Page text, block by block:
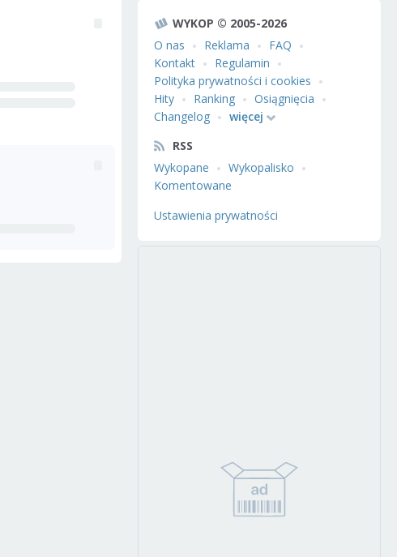
WYKOP © 2005-2026
O nas
Reklama
FAQ
Kontakt
Regulamin
Polityka prywatności i cookies
Hity
Ranking
Osiągnięcia
Changelog
więcej
RSS
Wykopane
Wykopalisko
Komentowane
Ustawienia prywatności